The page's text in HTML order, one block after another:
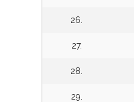
26.
27.
28.
29.